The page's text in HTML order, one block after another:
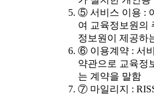
⑤ 서비스 이용 :
여 교육정보원의
정보원이 제공하
⑥ 이용계약 : 서
약관으로 교육정
는 계약을 말함
⑦ 마일리지 :